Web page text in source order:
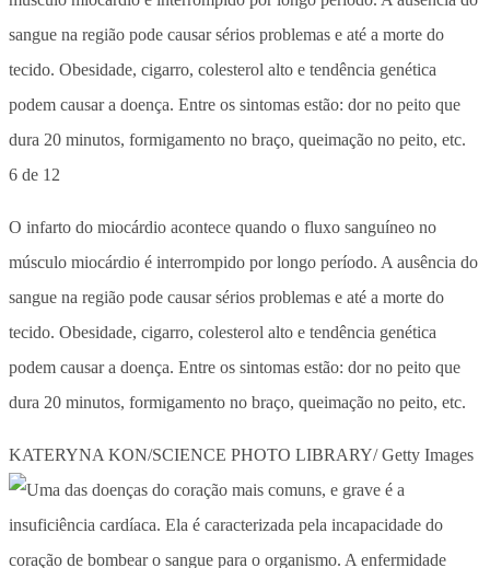
6 de 12
O infarto do miocárdio acontece quando o fluxo sanguíneo no
músculo miocárdio é interrompido por longo período. A ausência do
sangue na região pode causar sérios problemas e até a morte do
tecido. Obesidade, cigarro, colesterol alto e tendência genética
podem causar a doença. Entre os sintomas estão: dor no peito que
dura 20 minutos, formigamento no braço, queimação no peito, etc.
KATERYNA KON/SCIENCE PHOTO LIBRARY/ Getty Images